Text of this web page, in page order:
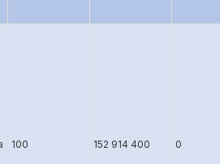
100 152 914 400 0